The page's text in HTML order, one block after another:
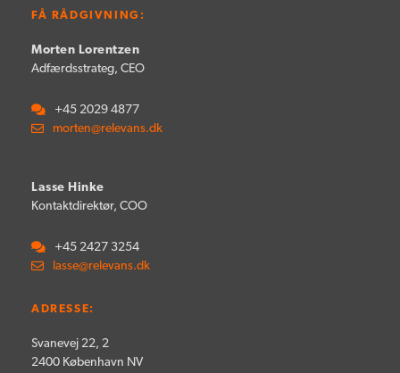
FÅ RÅDGIVNING:
Morten Lorentzen
Adfærdsstrateg, CEO
+45 2029 4877
morten@relevans.dk
Lasse Hinke
Kontaktdirektør, COO
+45 2427 3254
lasse@relevans.dk
ADRESSE:
Svanevej 22, 2
2400 København NV